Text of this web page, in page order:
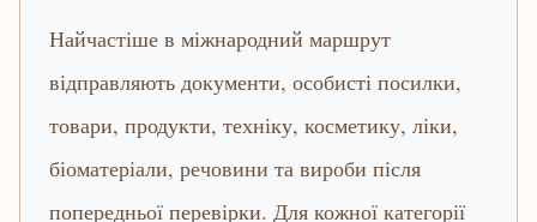
Найчастіше в міжнародний маршрут
відправляють документи, особисті посилки,
товари, продукти, техніку, косметику, ліки,
біоматеріали, речовини та вироби після
попередньої перевірки. Для кожної категорії